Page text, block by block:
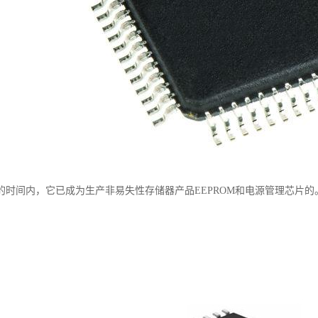
时间内，它已成为生产非易失性存储器产品EEPROM和电源管理芯片的